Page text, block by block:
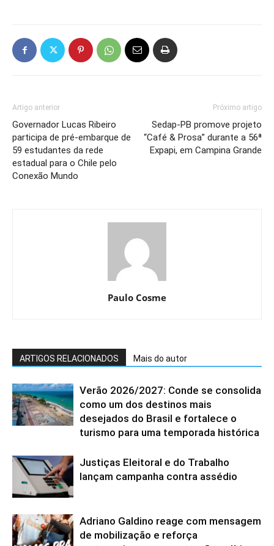
Artigo anterior
Governador Lucas Ribeiro
participa de pré-embarque de
59 estudantes da rede
estadual para o Chile pelo
Conexão Mundo
Próximo artigo
Sedap-PB promove projeto
“Café & Prosa” durante a 56ª
Expapi, em Campina Grande
Paulo Cosme
ARTIGOS RELACIONADOS Mais do autor
Verão 2026/2027: Conde se consolida
como um dos destinos mais
desejados do Brasil e fortalece o
turismo para uma temporada histórica
Justiças Eleitoral e do Trabalho
lançam campanha contra assédio
Adriano Galdino reage com mensagem
de mobilização e reforça